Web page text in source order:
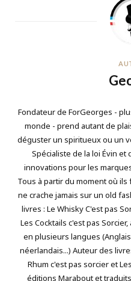
Fondateur de ForGeorges -
monde - prend autant de
déguster un spiritueux ou un
Spécialiste de la loi Évin
innovations pour les
Tous à partir du moment où
ne crache jamais sur un old
livres : Le Whisky C'est pas
Les Cocktails c'est pas
en plusieurs langues
néerlandais...) Auteur des
Rhum c'est pas sorcier et
éditions Marabout et